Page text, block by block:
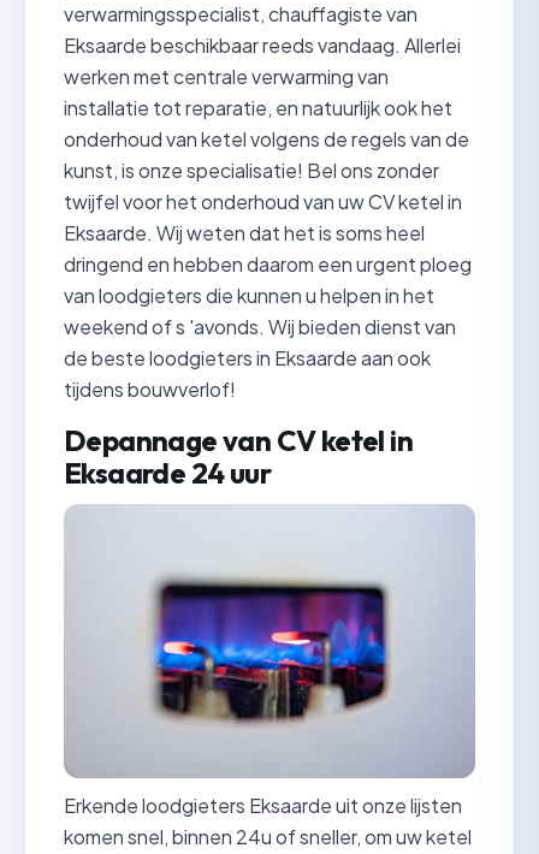
verwarmingsspecialist, chauffagiste van
Eksaarde beschikbaar reeds vandaag. Allerlei
werken met centrale verwarming van
installatie tot reparatie, en natuurlijk ook het
onderhoud van ketel volgens de regels van de
kunst, is onze specialisatie! Bel ons zonder
twijfel voor het onderhoud van uw CV ketel in
Eksaarde. Wij weten dat het is soms heel
dringend en hebben daarom een urgent ploeg
van loodgieters die kunnen u helpen in het
weekend of s 'avonds. Wij bieden dienst van
de beste loodgieters in Eksaarde aan ook
tijdens bouwverlof!
Depannage van CV ketel in
Eksaarde 24 uur
Erkende loodgieters Eksaarde uit onze lijsten
komen snel, binnen 24u of sneller, om uw ketel